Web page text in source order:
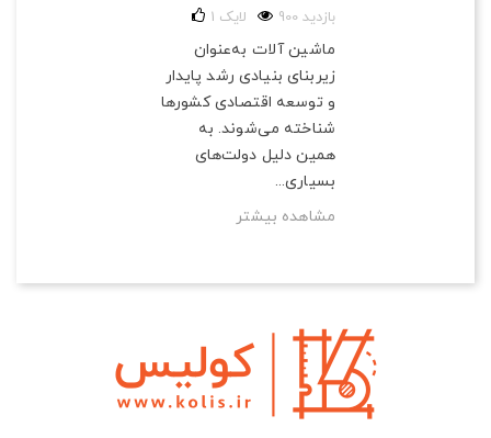
900 بازدید 1 لایک
ماشین آلات به‌عنوان
زیربنای بنیادی رشد پایدار
و توسعه اقتصادی کشورها
شناخته می‌شوند. به
همین دلیل دولت‌های
بسیاری...
مشاهده بیشتر